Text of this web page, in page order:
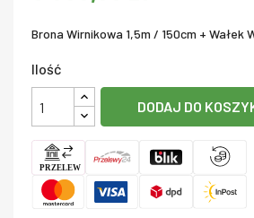
Brona Wirnikowa 1,5m / 150cm + Wałek
Ilość
DODAJ DO